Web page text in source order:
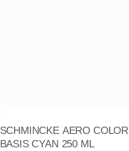
SCHMINCKE AERO COLOR
BASIS CYAN 250 ML